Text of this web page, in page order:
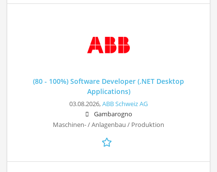
(80 - 100%) Software Developer (.NET Desktop
Applications)
03.08.2026,ABB Schweiz AG
Gambarogno
Maschinen- / Anlagenbau / Produktion